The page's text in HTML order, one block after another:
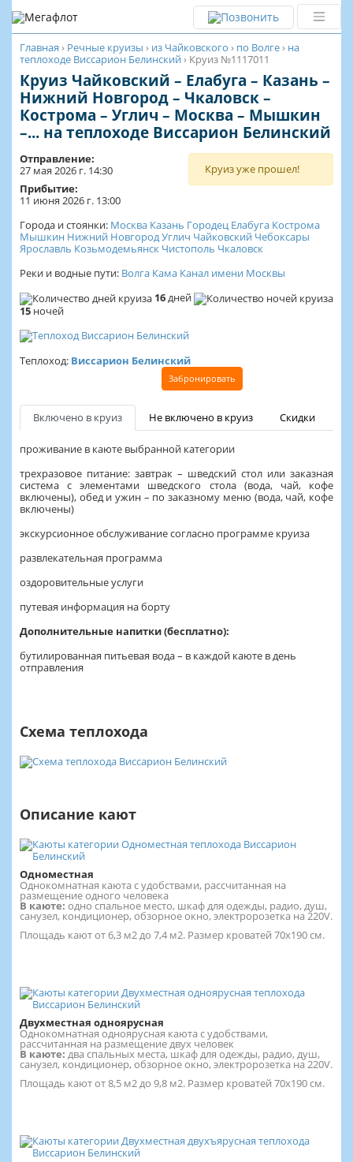
Главная › Речные круизы › из Чайковского › по Волге› на
теплоходе Виссарион Белинский › Круиз №1117011
Круиз Чайковский – Елабуга – Казань –
Нижний Новгород – Чкаловск –
Кострома – Углич – Москва – Мышкин
–... на теплоходе Виссарион Белинский
Отправление:
27 мая 2026 г. 14:30
Прибытие:
11 июня 2026 г. 13:00
Круиз уже прошел!
Города и стоянки: Москва Казань Городец Елабуга Кострома
Мышкин Нижний НовгородУглич Чайковский Чебоксары
Ярославль Козьмодемьянск Чистополь Чкаловск
Реки и водные пути: Волга Кама Канал имени Москвы
16дней
15 ночей
Теплоход: Виссарион Белинский
Забронировать
Включено в круиз Не включено в круиз Скидки
проживание в каюте выбранной категории
трехразовое питание: завтрак – шведский стол или заказная
система с элементами шведского стола (вода, чай, кофе
включены), обед и ужин – по заказному меню (вода, чай, кофе
включены)
экскурсионное обслуживание согласно программе круиза
развлекательная программа
оздоровительные услуги
путевая информация на борту
Дополнительные напитки (бесплатно):
бутилированная питьевая вода – в каждой каюте в день
отправления
Схема теплохода
Описание кают
Одноместная
Однокомнатная каюта с удобствами, рассчитанная на
размещение одного человека
В каюте: одно спальное место, шкаф для одежды, радио, душ,
санузел, кондиционер, обзорное окно, электророзетка на 220V.
Площадь кают от 6,3 м2 до 7,4 м2. Размер кроватей 70х190 см.
Двухместная одноярусная
Однокомнатная одноярусная каюта с удобствами,
рассчитанная на размещение двух человек
В каюте: два спальных места, шкаф для одежды, радио, душ,
санузел, кондиционер, обзорное окно, электророзетка на 220V.
Площадь кают от 8,5 м2 до 9,8 м2. Размер кроватей 70х190 см.